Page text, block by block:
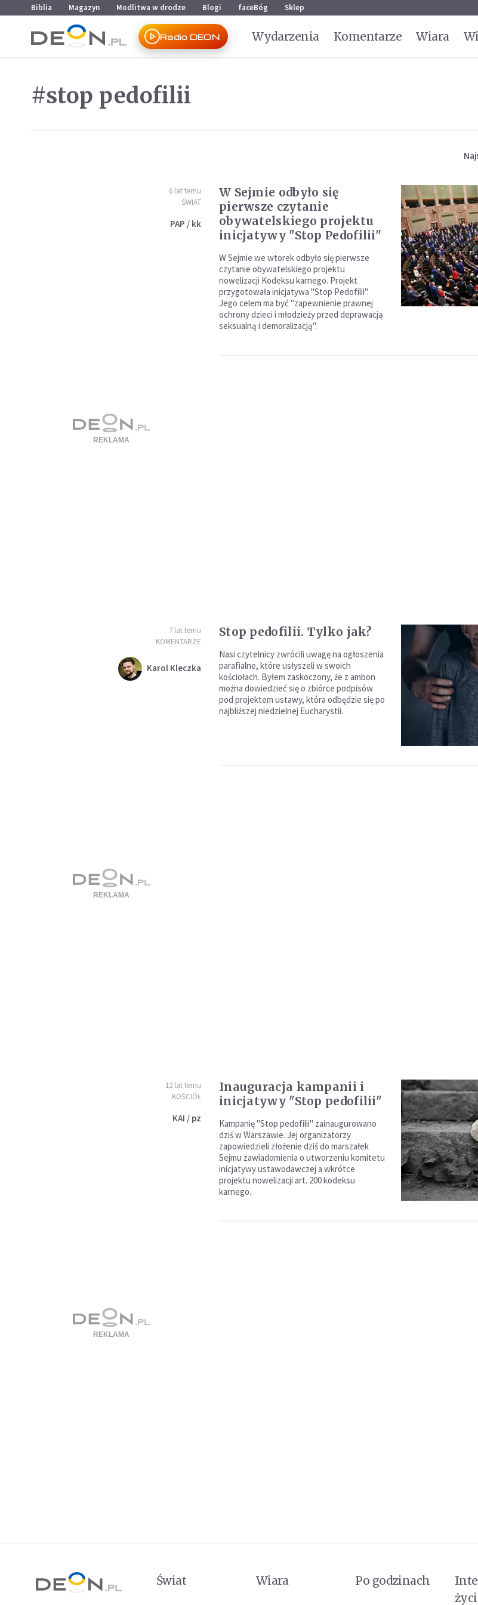
Przejdź do menu głównego
Przejdź do treści
Biblia Magazyn Modlitwa w drodze Blogi faceBóg Sklep
Radio DEON Wydarzenia Komentarze Wiara
#stop pedofilii
6 lat temu
ŚWIAT
PAP / kk
W Sejmie odbyło się
pierwsze czytanie
obywatelskiego projektu
inicjatywy "Stop Pedofilii"
W Sejmie we wtorek odbyło się pierwsze
czytanie obywatelskiego projektu
nowelizacji Kodeksu karnego. Projekt
przygotowała inicjatywa "Stop Pedofilii".
Jego celem ma być "zapewnienie prawnej
ochrony dzieci i młodzieży przed deprawacją
seksualną i demoralizacją".
7 lat temu
KOMENTARZE
Karol Kleczka
Stop pedofilii. Tylko jak?
Nasi czytelnicy zwrócili uwagę na ogłoszenia
parafialne, które usłyszeli w swoich
kościołach. Byłem zaskoczony, że z ambon
można dowiedzieć się o zbiórce podpisów
pod projektem ustawy, która odbędzie się po
najbliższej niedzielnej Eucharystii.
12 lat temu
KOŚCIÓŁ
KAI / pz
Inauguracja kampanii i
inicjatywy "Stop pedofilii"
Kampanię "Stop pedofilii" zainaugurowano
dziś w Warszawie. Jej organizatorzy
zapowiedzieli złożenie dziś do marszałek
Sejmu zawiadomienia o utworzeniu komitetu
inicjatywy ustawodawczej a wkrótce
projektu nowelizacji art. 200 kodeksu
karnego.
Świat Wiara Po godzinach